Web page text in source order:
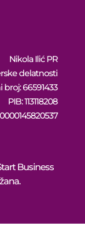
Nikola Ilić PR
delatnosti
broj: 66591433
PIB: 113118208
Business